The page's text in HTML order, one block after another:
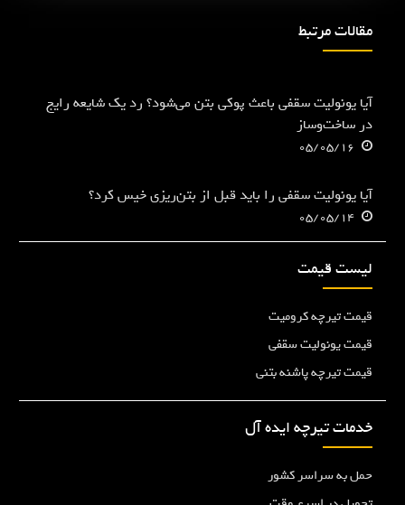
مقالات مرتبط
آیا یونولیت سقفی باعث پوکی بتن می‌شود؟ رد یک شایعه رایج
در ساخت‌وساز
05/05/16
آیا یونولیت سقفی را باید قبل از بتن‌ریزی خیس کرد؟
05/05/14
لیست قیمت
قیمت تیرچه کرومیت
قیمت یونولیت سقفی
قیمت تیرچه پاشنه بتنی
خدمات تیرچه ایده آل
حمل به سراسر کشور